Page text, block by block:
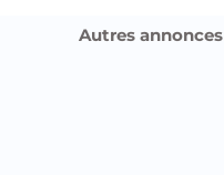
Autres annonces